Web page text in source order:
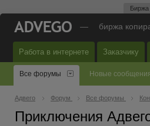
Биржа
— биржа
Работа в интернете Заказчику
Все форумы Новые
Адвего Форум Все форумы
Приключения